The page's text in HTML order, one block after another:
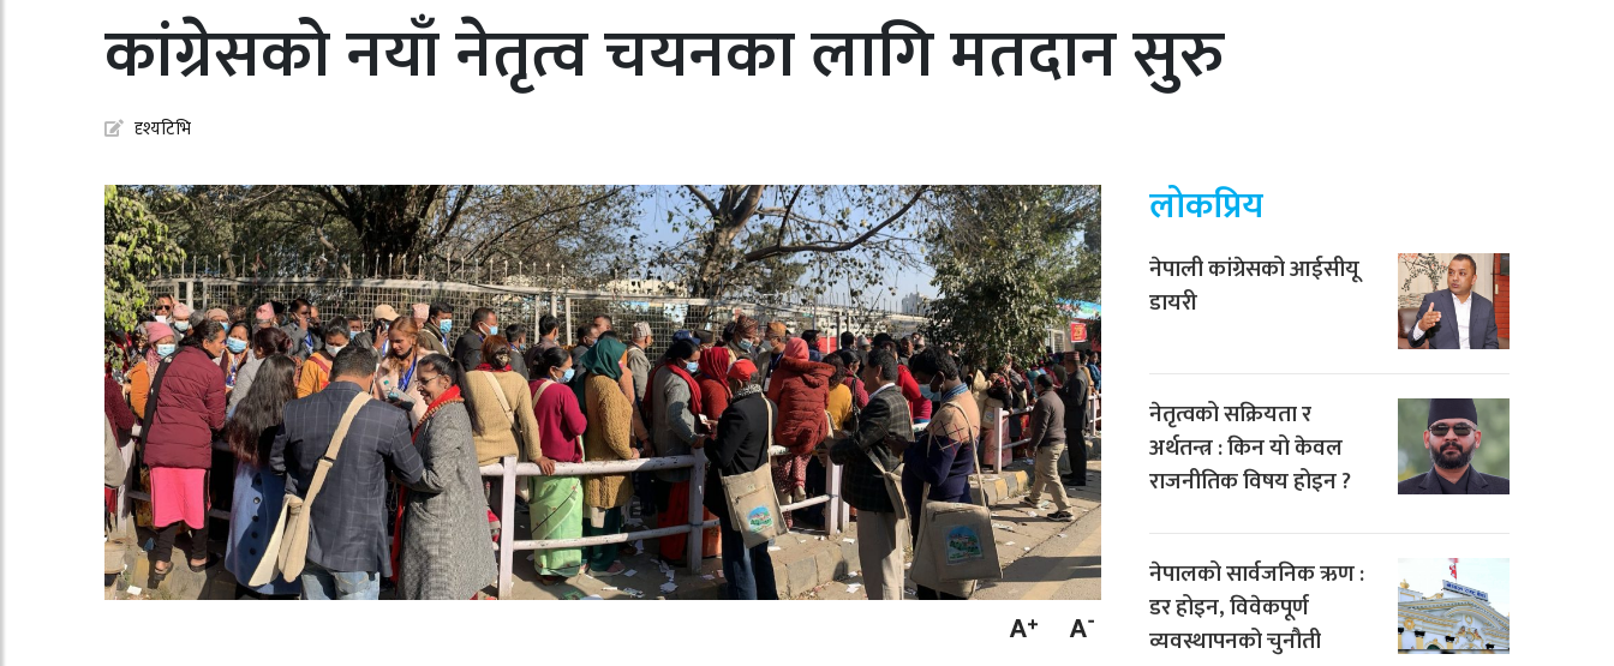
कांग्रेसको नयाँ नेतृत्व चयनका लागि मतदान सुरु
दृश्यटिभि
लोकप्रिय
नेपाली कांग्रेसको आईसीयू
डायरी
नेतृत्वको सक्रियता र
अर्थतन्त्र : किन यो केवल
राजनीतिक विषय होइन ?
नेपालको सार्वजनिक ऋण :
डर होइन, विवेकपूर्ण
व्यवस्थापनको चुनौती